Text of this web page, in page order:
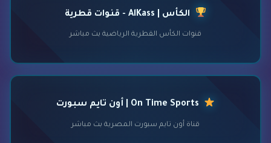
الكأس | AlKass - قنوات قطرية
قنوات الكأس القطرية الرياضية بث مباشر
قناة أون تايم سبورت المصرية بث مباشر